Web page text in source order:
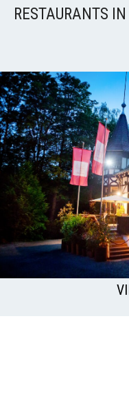
RESTAURANTS